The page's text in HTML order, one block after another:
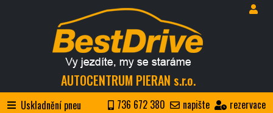
AUTOCENTRUM PIERAN s.r.o.
736 672 380 napište rezervace
Uskladnění pneu